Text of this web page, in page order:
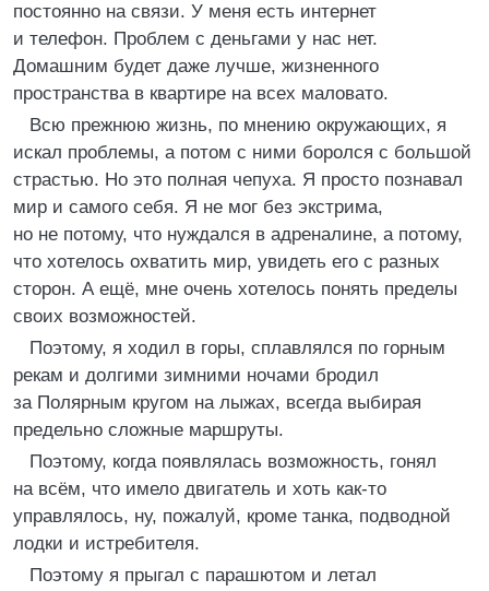
постоянно на связи. У меня есть интернет
и телефон. Проблем с деньгами у нас нет.
Домашним будет даже лучше, жизненного
пространства в квартире на всех маловато.
Всю прежнюю жизнь, по мнению окружающих, я
искал проблемы, а потом с ними боролся с большой
страстью. Но это полная чепуха. Я просто познавал
мир и самого себя. Я не мог без экстрима,
но не потому, что нуждался в адреналине, а потому,
что хотелось охватить мир, увидеть его с разных
сторон. А ещё, мне очень хотелось понять пределы
своих возможностей.
Поэтому, я ходил в горы, сплавлялся по горным
рекам и долгими зимними ночами бродил
за Полярным кругом на лыжах, всегда выбирая
предельно сложные маршруты.
Поэтому, когда появлялась возможность, гонял
на всём, что имело двигатель и хоть как-то
управлялось, ну, пожалуй, кроме танка, подводной
лодки и истребителя.
Поэтому я прыгал с парашютом и летал